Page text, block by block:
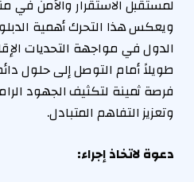
لمستقبل الاستقرار والأمن في
ويعكس هذا التحرك أهمية
الدول في مواجهة التحديات
طويلاً أمام التوصل إلى حلول
فرصة ثمينة لتكثيف الجهود
وتعزيز التفاهم المتبادل.
دعوة لاتخاذ إجراء: